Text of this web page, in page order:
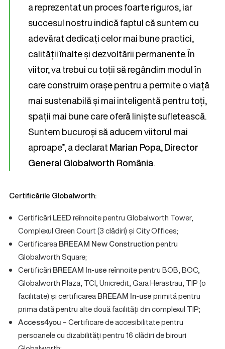
a reprezentat un proces foarte riguros, iar
succesul nostru indică faptul că suntem cu
adevărat dedicați celor mai bune practici,
calității înalte și dezvoltării permanente. În
viitor, va trebui cu toții să regândim modul în
care construim orașe pentru a permite o viață
mai sustenabilă și mai inteligentă pentru toți,
spații mai bune care oferă liniște sufletească.
Suntem bucuroși să aducem viitorul mai
aproape”, a declaratMarian Popa,Director
General Globalworth România.
Certificările Globalworth:
Certificări LEEDreînnoite pentru Globalworth Tower,
Complexul Green Court (3 clădiri) și City Offices;
CertificareaBREEAM New Constructionpentru
Globalworth Square;
Certificări BREEAM In-usereînnoite pentru BOB, BOC,
Globalworth Plaza, TCI, Unicredit, Gara Herastrau, TIP (o
facilitate) și certificareaBREEAM In-useprimită pentru
prima dată pentru alte două facilități din complexul TIP;
Access4you– Certificare de accesibilitate pentru
persoanele cu dizabilități pentru 16 clădiri de birouri